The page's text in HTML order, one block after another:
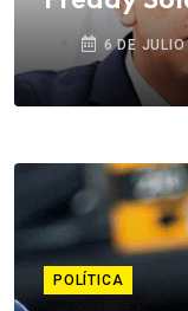
6 DE
POLÍTICA